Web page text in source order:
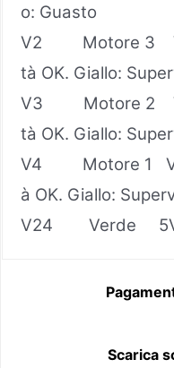
o: Guasto
V2 Motore 3
tà OK. Giallo:
V3 Motore 2
tà OK. Giallo:
V4 Motore 1
à OK. Giallo:
V24 Verde 5V
Scarica